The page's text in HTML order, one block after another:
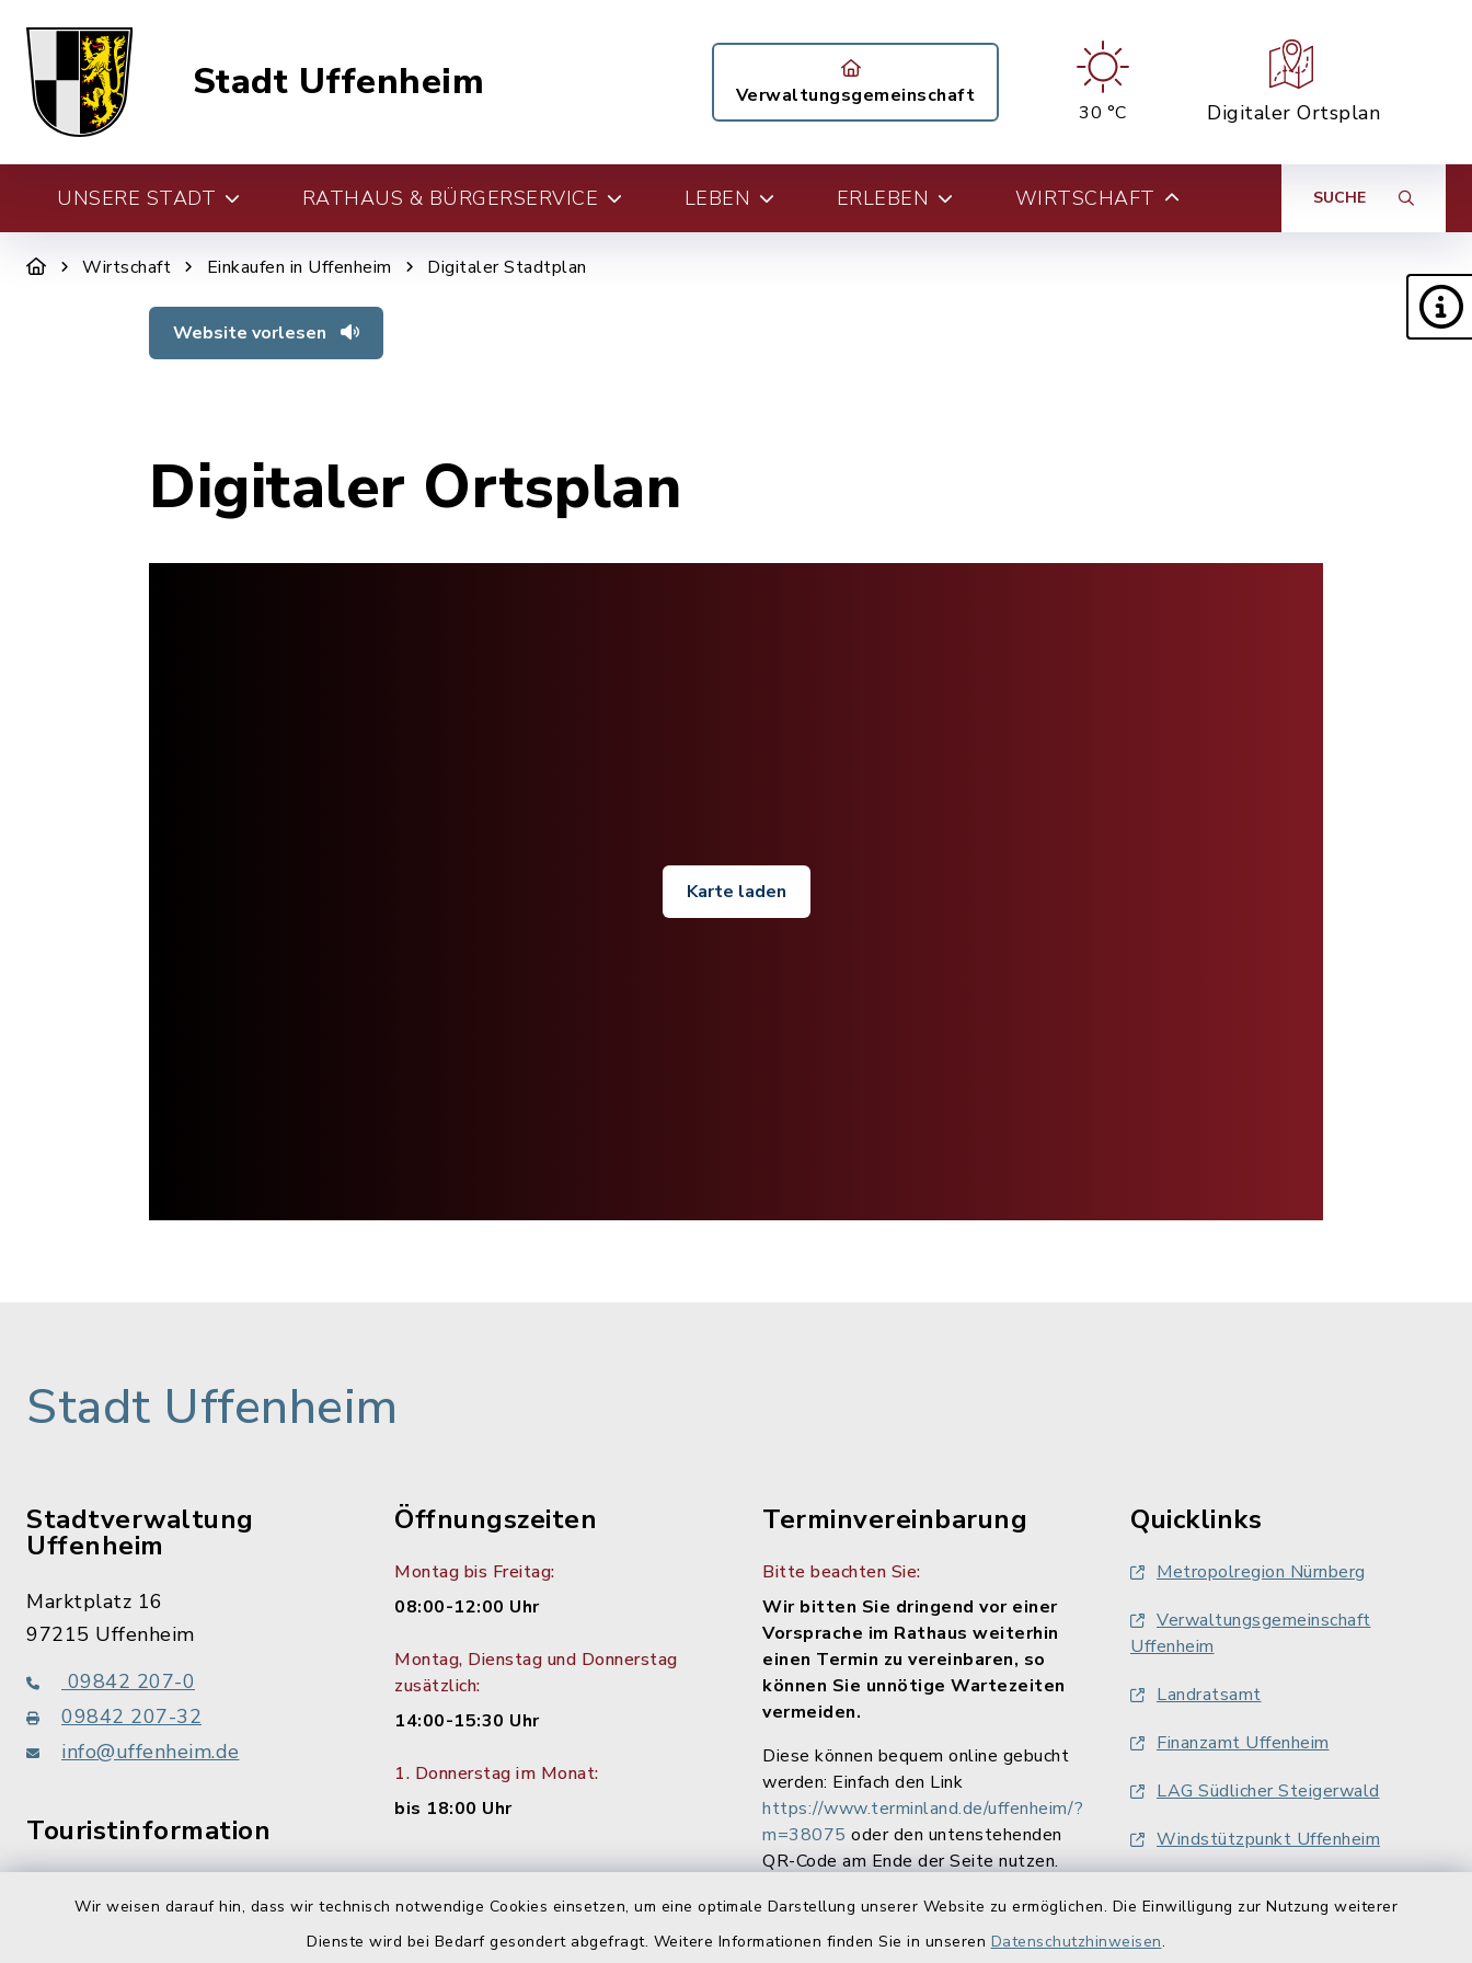
Wir weisen darauf hin, dass wir technisch notwendige Cookies einsetzen, um eine optimale Darstellung unserer Website zu ermöglichen. Die Einwilligung zur Nutzung weiterer
Dienste wird bei Bedarf gesondert abgefragt. Weitere Informationen finden Sie in unseren Datenschutzhinweisen.
Stadt Uffenheim Verwaltungsgemeinschaft
30 °C Digitaler Ortsplan
UNSERE STADT RATHAUS & BÜRGERSERVICE LEBEN ERLEBEN WIRTSCHAFT SUCHE
Wirtschaft Einkaufen in Uffenheim Digitaler Stadtplan
Website vorlesen
Digitaler Ortsplan
Karte laden
Stadt Uffenheim
Stadtverwaltung
Uffenheim
Marktplatz 16
97215 Uffenheim
09842 207-0
09842 207-32
info@uffenheim.de
Touristinformation
Öffnungszeiten
Montag bis Freitag:
08:00-12:00 Uhr
Montag, Dienstag und Donnerstag
zusätzlich:
14:00-15:30 Uhr
1. Donnerstag im Monat:
bis 18:00 Uhr
Terminvereinbarung
Bitte beachten Sie:
Wir bitten Sie dringend vor einer
Vorsprache im Rathaus weiterhin
einen Termin zu vereinbaren, so
können Sie unnötige Wartezeiten
vermeiden.
Diese können bequem online gebucht
werden: Einfach den Link
https://www.terminland.de/uffenheim/?
m=38075 oder den untenstehenden
QR-Code am Ende der Seite nutzen.
Quicklinks
Metropolregion Nürnberg
Verwaltungsgemeinschaft
Uffenheim
Landratsamt
Finanzamt Uffenheim
LAG Südlicher Steigerwald
Windstützpunkt Uffenheim